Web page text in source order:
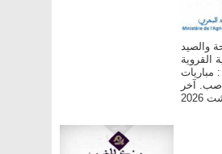
والصيد
القروية
: مباريات
70 مناصب. آخر